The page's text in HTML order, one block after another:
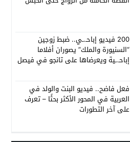
200 فيديو إباحـ.ـي.. ضبط زوجين
“السنيورة والملك” يصوران أفلاما
إباحـ.ـية ويعرضاها على تانجو في فيصل
فعل فاضح.. فيديو البنت والولد في
العربية في المحور الأكثر بحثًا – تعرف
على آخر التطورات